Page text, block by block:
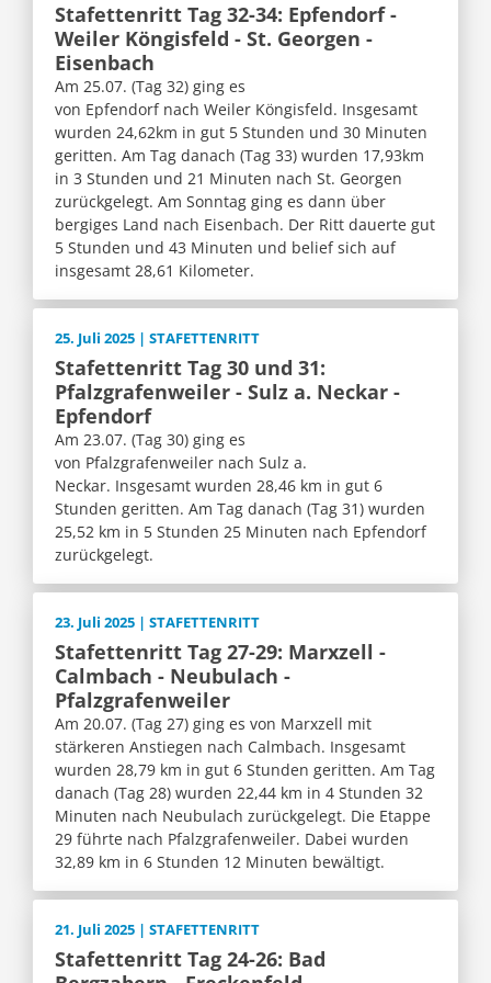
Stafettenritt Tag 32-34: Epfendorf -
Weiler Köngisfeld - St. Georgen -
Eisenbach
Am 25.07. (Tag 32) ging es
von Epfendorf nach Weiler Köngisfeld. Insgesamt
wurden 24,62km in gut 5 Stunden und 30 Minuten
geritten. Am Tag danach (Tag 33) wurden 17,93km
in 3 Stunden und 21 Minuten nach St. Georgen
zurückgelegt. Am Sonntag ging es dann über
bergiges Land nach Eisenbach. Der Ritt dauerte gut
5 Stunden und 43 Minuten und belief sich auf
insgesamt 28,61 Kilometer.
25. Juli 2025 | STAFETTENRITT
Stafettenritt Tag 30 und 31:
Pfalzgrafenweiler - Sulz a. Neckar -
Epfendorf
Am 23.07. (Tag 30) ging es
von Pfalzgrafenweiler nach Sulz a.
Neckar. Insgesamt wurden 28,46 km in gut 6
Stunden geritten. Am Tag danach (Tag 31) wurden
25,52 km in 5 Stunden 25 Minuten nach Epfendorf
zurückgelegt.
23. Juli 2025 | STAFETTENRITT
Stafettenritt Tag 27-29: Marxzell -
Calmbach - Neubulach -
Pfalzgrafenweiler
Am 20.07. (Tag 27) ging es von Marxzell mit
stärkeren Anstiegen nach Calmbach. Insgesamt
wurden 28,79 km in gut 6 Stunden geritten. Am Tag
danach (Tag 28) wurden 22,44 km in 4 Stunden 32
Minuten nach Neubulach zurückgelegt. Die Etappe
29 führte nach Pfalzgrafenweiler. Dabei wurden
32,89 km in 6 Stunden 12 Minuten bewältigt.
21. Juli 2025 | STAFETTENRITT
Stafettenritt Tag 24-26: Bad